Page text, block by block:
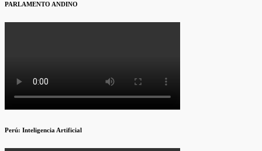
PARLAMENTO ANDINO
Perú: Inteligencia Artificial